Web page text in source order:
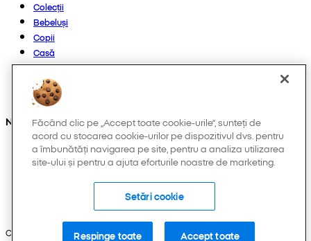
Colecții
Bebeluși
Copii
Casă
Femei
Bărbați
Altele
Ne găsești și pe:
Copyright © 2026 Pepco. Toate drepturile rezervate.
Făcând clic pe „Accept toate cookie-urile”, sunteți de
acord cu stocarea cookie-urilor pe dispozitivul dvs. pentru
a îmbunătăți navigarea pe site, pentru a analiza utilizarea
site-ului și pentru a ajuta eforturile noastre de marketing.
Setări cookie
Respinge toate Accept toate